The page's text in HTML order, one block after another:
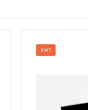
ХИТ